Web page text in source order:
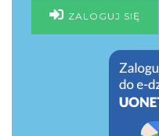
ZALOGUJ SIĘ